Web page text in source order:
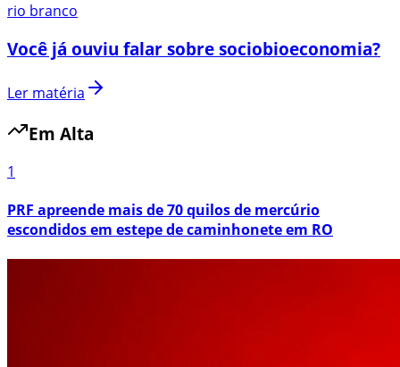
rio branco
Você já ouviu falar sobre sociobioeconomia?
Ler matéria
Em Alta
1
PRF apreende mais de 70 quilos de mercúrio
escondidos em estepe de caminhonete em RO